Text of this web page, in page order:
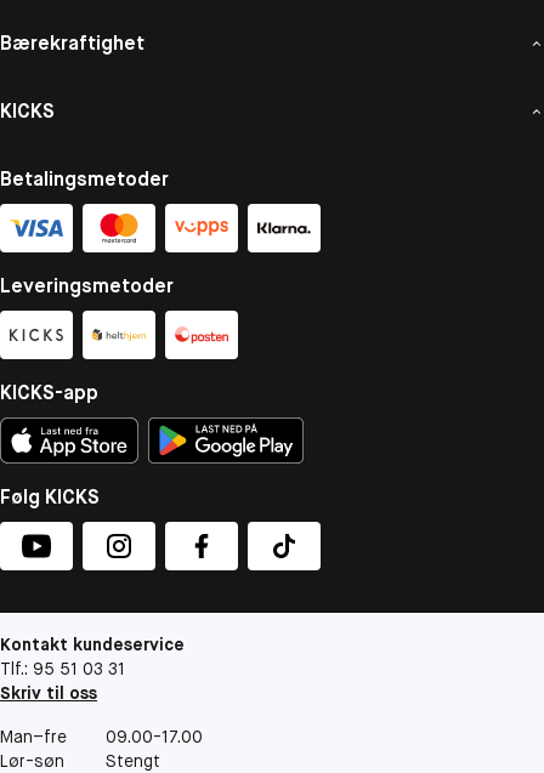
Bærekraftighet
KICKS
Betalingsmetoder
Leveringsmetoder
KICKS-app
Følg KICKS
Kontakt kundeservice
Tlf.: 95 51 03 31
Skriv til oss
Man–fre
09.00-17.00
Lør-søn
Stengt